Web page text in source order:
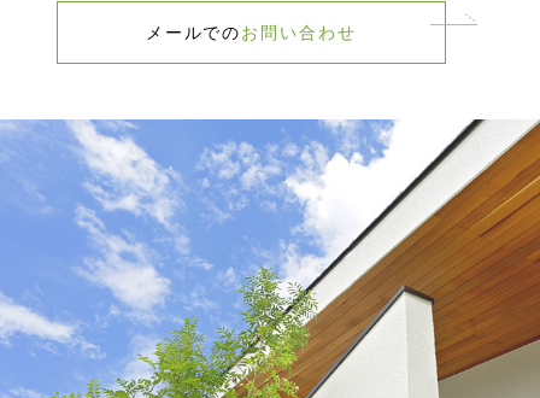
メールでの​お問い合わせ​